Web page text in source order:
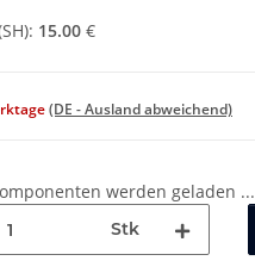
SH): 15.00 €
(DE - Ausland abweichend)
Stk
werden geladen ...